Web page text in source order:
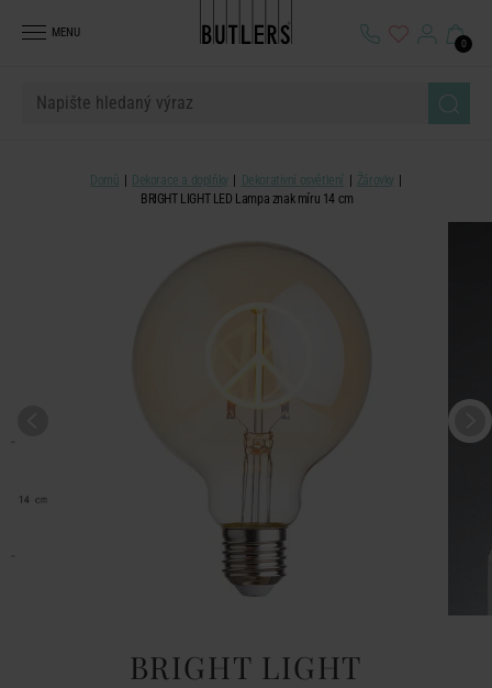
MENU
0
Domů Dekorace a doplňky Dekorativní osvětlení
Žárovky
BRIGHT LIGHT LED Lampa znak míru 14 cm
BRIGHT LIGHT